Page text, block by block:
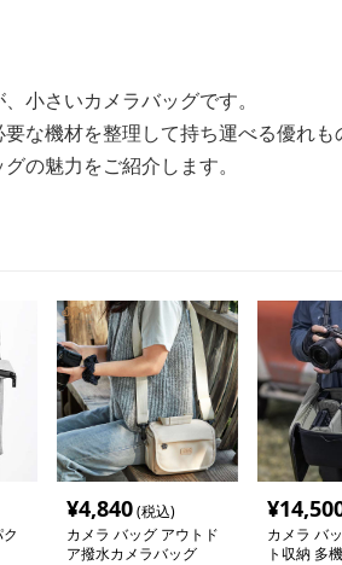
小さいカメラバッグです。
な機材を整理して持ち運べる優れも
の魅力をご紹介します。
¥4,840(税込)
カメラ バッグ アウトド
ア撥水カメラバッグ
¥
カメラ バ
ト収納 多